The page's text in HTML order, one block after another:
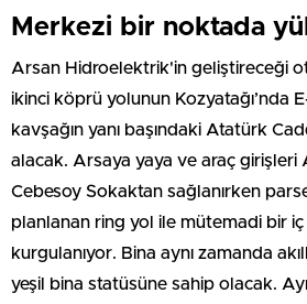
Merkezi bir noktada
Arsan Hidroelektrik'in geliştireceği
ikinci köprü yolunun Kozyatağı’nda
kavşağın yanı başındaki Atatürk
alacak. Arsaya yaya ve araç girişleri
Cebesoy Sokaktan sağlanırken
planlanan ring yol ile mütemadi bir
kurgulanıyor. Bina aynı zamanda
yeşil bina statüsüne sahip olacak.